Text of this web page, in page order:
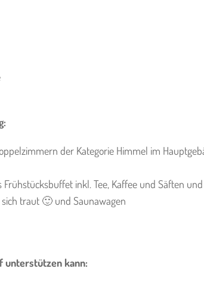
der Kategorie Himmel im
inkl. Tee, Kaffee und Säften
traut 🙂 und Saunawagen
unterstützen kann: